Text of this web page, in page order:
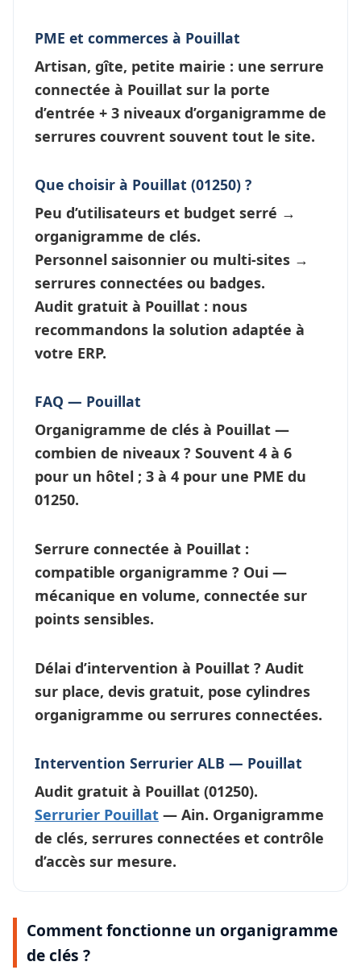
PME et commerces à Pouillat
Artisan, gîte, petite mairie : une serrure
connectée à Pouillat sur la porte
d’entrée + 3 niveaux d’organigramme de
serrures couvrent souvent tout le site.
Que choisir à Pouillat (01250) ?
Peu d’utilisateurs et budget serré →
organigramme de clés.
Personnel saisonnier ou multi-sites →
serrures connectées ou badges.
Audit gratuit à Pouillat : nous
recommandons la solution adaptée à
votre ERP.
FAQ — Pouillat
Organigramme de clés à Pouillat —
combien de niveaux ? Souvent 4 à 6
pour un hôtel ; 3 à 4 pour une PME du
01250.
Serrure connectée à Pouillat :
compatible organigramme ? Oui —
mécanique en volume, connectée sur
points sensibles.
Délai d’intervention à Pouillat ? Audit
sur place, devis gratuit, pose cylindres
organigramme ou serrures connectées.
Intervention Serrurier ALB — Pouillat
Audit gratuit à Pouillat (01250).
Serrurier Pouillat — Ain. Organigramme
de clés, serrures connectées et contrôle
d’accès sur mesure.
Comment fonctionne un organigramme
de clés ?